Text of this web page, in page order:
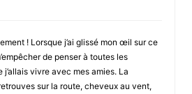
! Lorsque j’ai glissé mon œil sur ce
de penser à toutes les
vivre avec mes amies. La
sur la route, cheveux au vent,